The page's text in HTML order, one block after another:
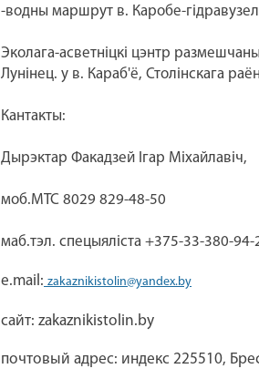
-водны маршрут в. Каробе-гідравузел
Эколага-асветніцкі цэнтр
Лунінец. у в. Караб'ё, Столінскага
Кантакты:
Дырэктар Факадзей Ігар Міхайлавіч,
моб.МТС 8029 829-48-50
маб.тэл. спецыяліста +375-33-380-94-
e.mail: zakaznikistolin@yandex.by
сайт: zakaznikistolin.by
почтовый адрес: индекс 225510,